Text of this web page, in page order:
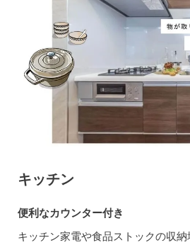
キッチン
便利なカウンター付き
キッチン家電や食品ストックの収